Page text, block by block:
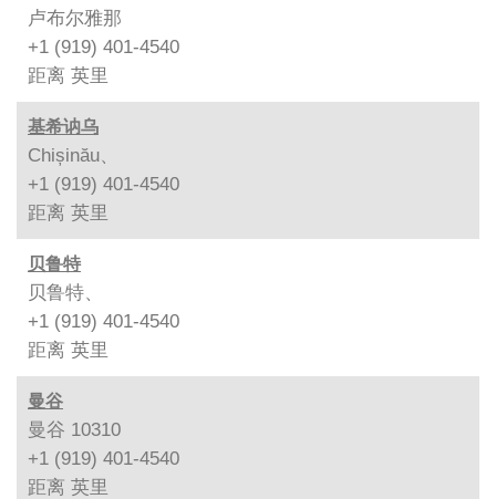
卢布尔雅那
+1 (919) 401-4540
距离 英里
基希讷乌
Chișinău、
+1 (919) 401-4540
距离 英里
贝鲁特
贝鲁特、
+1 (919) 401-4540
距离 英里
曼谷
曼谷 10310
+1 (919) 401-4540
距离 英里